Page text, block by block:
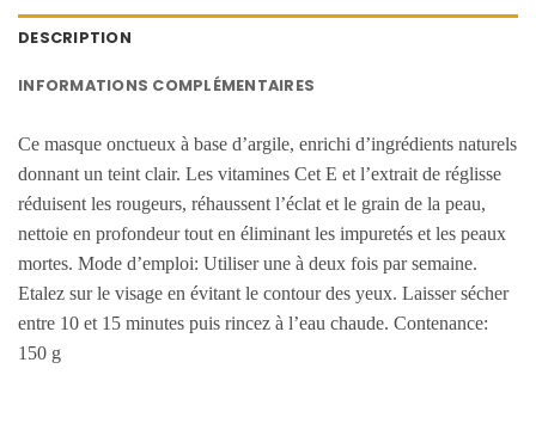
DESCRIPTION
INFORMATIONS COMPLÉMENTAIRES
Ce masque onctueux à base d’argile, enrichi d’ingrédients naturels
donnant un teint clair. Les vitamines Cet E et l’extrait de réglisse
réduisent les rougeurs, réhaussent l’éclat et le grain de la peau,
nettoie en profondeur tout en éliminant les impuretés et les peaux
mortes. Mode d’emploi: Utiliser une à deux fois par semaine.
Etalez sur le visage en évitant le contour des yeux. Laisser sécher
entre 10 et 15 minutes puis rincez à l’eau chaude. Contenance:
150 g